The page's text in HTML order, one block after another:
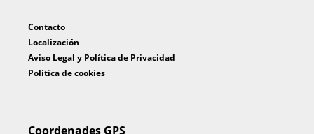
Contacto
Localización
Aviso Legal y Política de Privacidad
Política de cookies
Coordenades GPS